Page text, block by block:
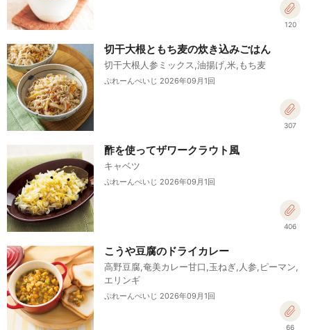
120
切干大根ともち麦の炊き込みごはん
切干大根人参ミックス,油揚げ,米,もち麦
ぷれーんぺいじ 2026年09月1回
307
酢を使ってザワークラウト風
キャベツ
ぷれーんぺいじ 2026年09月1回
406
こうや豆腐のドライカレー
高野豆腐,奄美カレー甘口,玉ねぎ,人参,ピーマン,
エリンギ
ぷれーんぺいじ 2026年09月1回
66